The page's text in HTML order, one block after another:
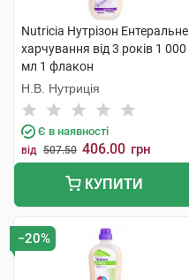
Nutricia Нутрізон Ентеральне
харчування від 3 років 1 000
мл 1 флакон
Н.В. Нутриція
Є в наявності
від 507.50 406.00 грн
КУПИТИ
−20%